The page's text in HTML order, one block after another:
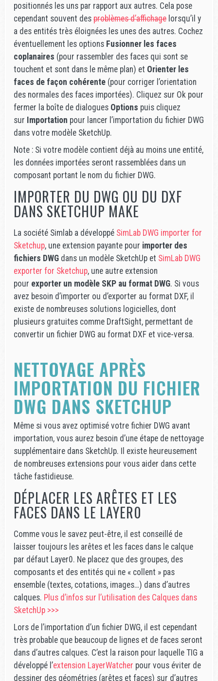
positionnés les uns par rapport aux autres. Cela pose
cependant souvent des problèmes d’affichage lorsqu’il y
a des entités très éloignées les unes des autres. Cochez
éventuellement les options Fusionner les faces
coplanaires (pour rassembler des faces qui sont se
touchent et sont dans le même plan) et Orienter les
faces de façon cohérente (pour corriger l’orientation
des normales des faces importées). Cliquez sur Ok pour
fermer la boîte de dialogues Options puis cliquez
sur Importation pour lancer l’importation du fichier DWG
dans votre modèle SketchUp.
Note : Si votre modèle contient déjà au moins une entité,
les données importées seront rassemblées dans un
composant portant le nom du fichier DWG.
IMPORTER DU DWG OU DU DXF
DANS SKETCHUP MAKE
La société Simlab a développé SimLab DWG importer for
Sketchup, une extension payante pour importer des
fichiers DWG dans un modèle SketchUp et SimLab DWG
exporter for Sketchup, une autre extension
pour exporter un modèle SKP au format DWG. Si vous
avez besoin d’importer ou d’exporter au format DXF, il
existe de nombreuses solutions logicielles, dont
plusieurs gratuites comme DraftSight, permettant de
convertir un fichier DWG au format DXF et vice-versa.
NETTOYAGE APRÈS
IMPORTATION DU FICHIER
DWG DANS SKETCHUP
Même si vous avez optimisé votre fichier DWG avant
importation, vous aurez besoin d’une étape de nettoyage
supplémentaire dans SketchUp. Il existe heureusement
de nombreuses extensions pour vous aider dans cette
tâche fastidieuse.
DÉPLACER LES ARÊTES ET LES
FACES DANS LE LAYER0
Comme vous le savez peut-être, il est conseillé de
laisser toujours les arêtes et les faces dans le calque
par défaut Layer0. Ne placez que des groupes, des
composants et des entités qui ne « collent » pas
ensemble (textes, cotations, images…) dans d’autres
calques. Plus d’infos sur l’utilisation des Calques dans
SketchUp >>>
Lors de l’importation d’un fichier DWG, il est cependant
très probable que beaucoup de lignes et de faces seront
dans d’autres calques. C’est la raison pour laquelle TIG a
développé l’extension LayerWatcher pour vous éviter de
dessiner des géométries (arêtes et faces) sur d’autres